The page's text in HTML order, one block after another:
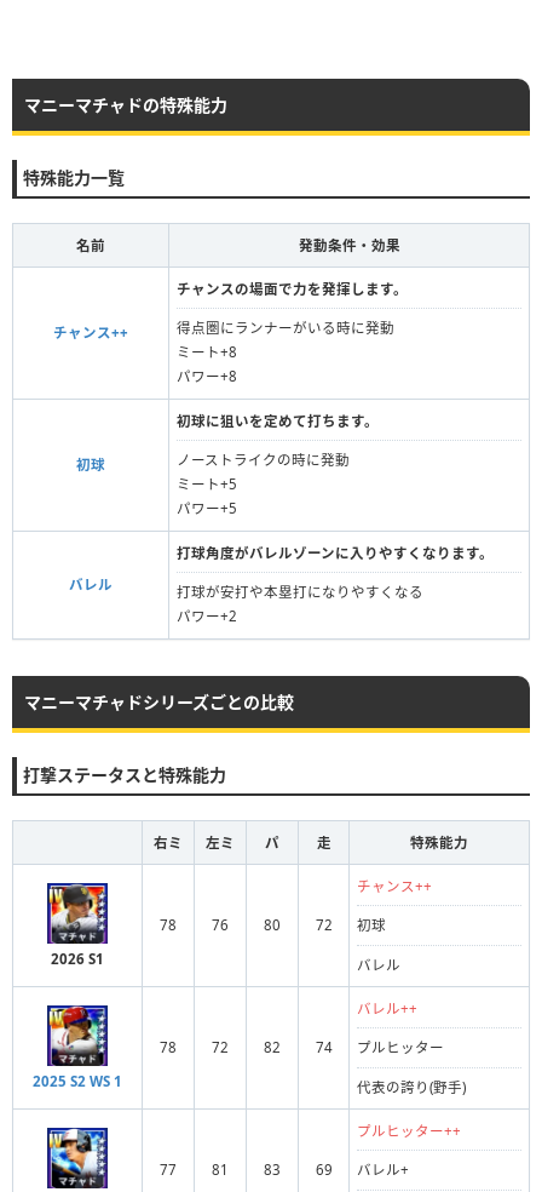
マニーマチャドの特殊能力
特殊能力一覧
名前 発動条件・効果
チャンス++
チャンスの場面で力を発揮します。
得点圏にランナーがいる時に発動
ミート+8
パワー+8
初球
初球に狙いを定めて打ちます。
ノーストライクの時に発動
ミート+5
パワー+5
バレル
打球角度がバレルゾーンに入りやすくなります。
打球が安打や本塁打になりやすくなる
パワー+2
マニーマチャドシリーズごとの比較
打撃ステータスと特殊能力
右ミ 左ミ パ 走 特殊能力
2026 S1
78 76 80 72
チャンス++
初球
バレル
2025 S2 WS 1
78 72 82 74
バレル++
プルヒッター
代表の誇り(野手)
77 81 83 69
プルヒッター++
バレル+